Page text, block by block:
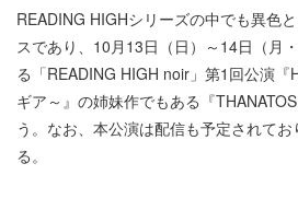
READING HIGHシリーズの中でも異色
スであり、10月13日（日）～14日（月
る「READING HIGH noir」第1回公演『
ギア～』の姉妹作でもある『
う。なお、本公演は配信も予定されて
る。